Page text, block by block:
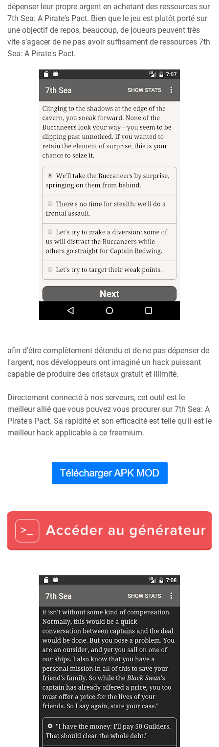
dépenser leur propre argent en achetant des ressources sur
7th Sea: A Pirate's Pact. Bien que le jeu est plutôt porté sur
une objectif de repos, beaucoup, de joueurs peuvent très
vite s’agacer de ne pas avoir suffisament de ressources 7th
Sea: A Pirate's Pact.
afin d'être complètement détendu et de ne pas dépenser de
l'argent, nos développeurs ont imaginé un hack puissant
capable de produire des cristaux gratuit et illimité.
Directement connecté à nos serveurs, cet outil est le
meilleur allié que vous pouvez vous procurer sur 7th Sea: A
Pirate's Pact. Sa rapidité et son efficacité est telle qu'il est le
meilleur hack applicable à ce freemium.